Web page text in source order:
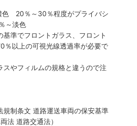
色 20％～30％程度がプライバシ
～淡色
基準でフロントガラス、フロント
％以上の可視光線透過率が必要で
スやフィルムの規格と違うので注
規制条文 道路運送車両の保安基準
法 道路交通法）